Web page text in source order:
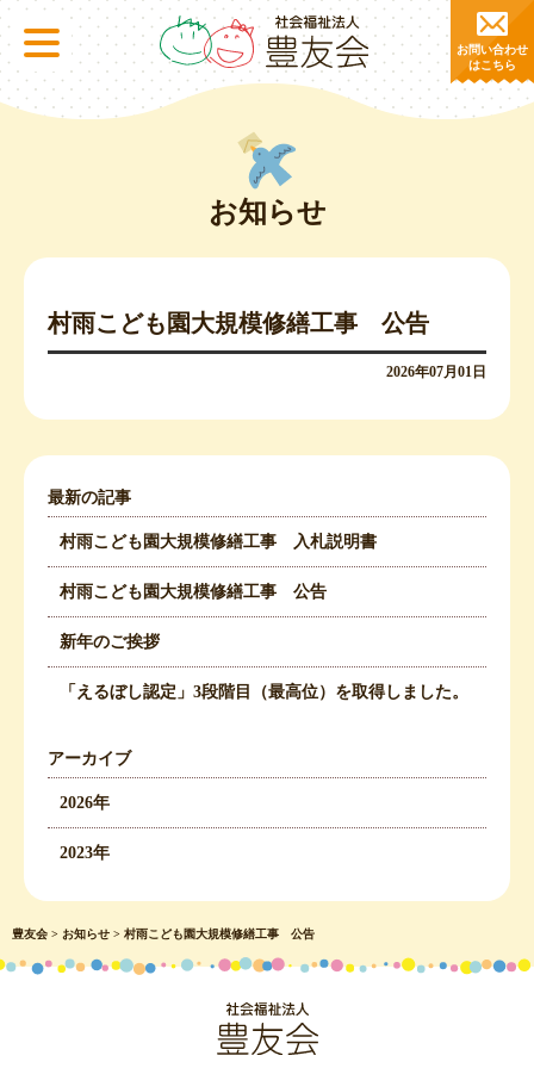
お問い合わせ
はこちら
お知らせ
村雨こども園大規模修繕工事 公告
2026年07月01日
最新の記事
村雨こども園大規模修繕工事 入札説明書
村雨こども園大規模修繕工事 公告
新年のご挨拶
「えるぼし認定」3段階目（最高位）を取得しました。
アーカイブ
2026年
2023年
豊友会 > お知らせ > 村雨こども園大規模修繕工事 公告